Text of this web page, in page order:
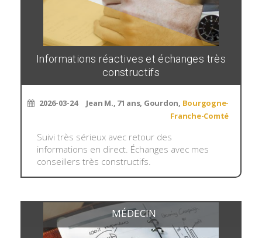
Informations réactives et échanges très
constructifs
2026-03-24 Jean M., 71 ans, Gourdon, Bourgogne-
Franche-Comté
Suivi très sérieux avec retour des
informations en direct. Échanges avec mes
conseillers très constructifs.
MÉDECIN